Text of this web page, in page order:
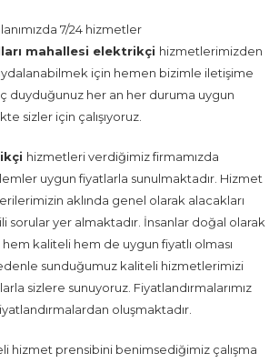
7/24 hizmetler
mahallesi elektrikçi hizmetlerimizden
için hemen bizimle iletişime
duyduğunuz her an her duruma uygun
sizler için çalışıyoruz.
hizmetleri verdiğimiz firmamızda
uygun fiyatlarla sunulmaktadır. Hizmet
aklında genel olarak alacakları
sorular yer almaktadır. İnsanlar doğal olarak
hem kaliteli hem de uygun fiyatlı olması
sunduğumuz kaliteli hizmetlerimizi
sizlere sunuyoruz. Fiyatlandırmalarımız
oluşmaktadır.
hizmet prensibini benimsediğimiz çalışma